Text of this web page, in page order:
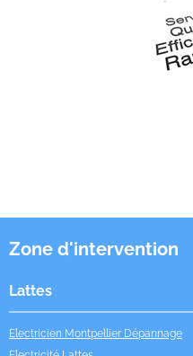
Zone d'intervention
Lattes
Electricien Montpellier Dépannage